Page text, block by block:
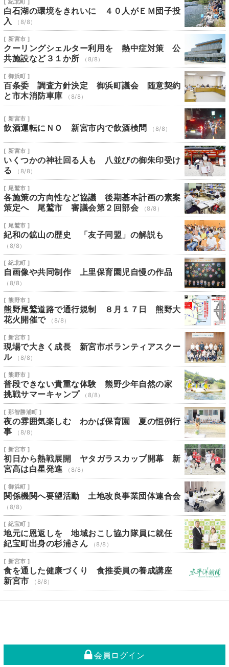
[ 紀北町 ]
白石湖の環境をきれいに ４０人がＥＭ団子投
入
（8/8）
[ 新宮市 ]
クーリングシェルター利用を 熱中症対策 公
共施設など３１か所
（8/8）
[ 御浜町 ]
百条委 調査方針決定 御浜町議会 随意契約
と市木消防車庫
（8/8）
[ 新宮市 ]
飲酒運転にＮＯ 新宮市内で飲酒検問 （8/8）
[ 新宮市 ]
いくつかの神社回る人も 八並びの御朱印受け
る
（8/8）
[ 尾鷲市 ]
各施策の方向性など協議 後期基本計画の素案
策定へ 尾鷲市 審議会第２回部会
（8/8）
[ 尾鷲市 ]
紀和の鉱山の歴史 「友子同盟」の解説も
（8/8）
[ 紀北町 ]
自画像や共同制作 上里保育園児自慢の作品
（8/8）
[ 熊野市 ]
熊野尾鷲道路で通行規制 ８月１７日 熊野大
花火開催で
（8/8）
[ 新宮市 ]
現場で大きく成長 新宮市ボランティアスクー
ル
（8/8）
[ 熊野市 ]
普段できない貴重な体験 熊野少年自然の家
挑戦サマーキャンプ
（8/8）
[ 那智勝浦町 ]
夜の雰囲気楽しむ わかば保育園 夏の恒例行
事
（8/8）
[ 新宮市 ]
初日から熱戦展開 ヤタガラスカップ開幕 新
宮高は白星発進
（8/8）
[ 御浜町 ]
関係機関へ要望活動 土地改良事業団体連合会
（8/8）
[ 紀宝町 ]
地元に恩返しを 地域おこし協力隊員に就任
紀宝町出身の杉浦さん
（8/8）
[ 新宮市 ]
食を通した健康づくり 食推委員の養成講座
新宮市
（8/8）
会員ログイン